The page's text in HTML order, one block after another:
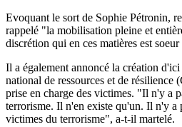
Evoquant le sort de Sophie Pétronin,
rappelé "la mobilisation pleine et
discrétion qui en ces matières est
Il a également annoncé la création
national de ressources et de
prise en charge des victimes. "Il n'y a
terrorisme. Il n'en existe qu'un. Il n'y a
victimes du terrorisme", a-t-il martelé.